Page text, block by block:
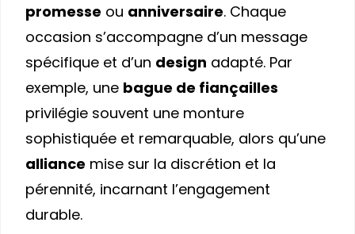
promesse ou anniversaire. Chaque
occasion s’accompagne d’un message
spécifique et d’un design adapté. Par
exemple, une bague de fiançailles
privilégie souvent une monture
sophistiquée et remarquable, alors qu’une
alliance mise sur la discrétion et la
pérennité, incarnant l’engagement
durable.